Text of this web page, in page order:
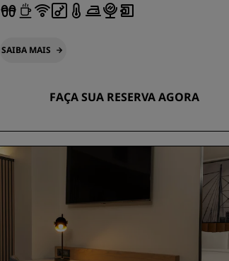
SAIBA MAIS
FAÇA SUA RESERVA AGORA